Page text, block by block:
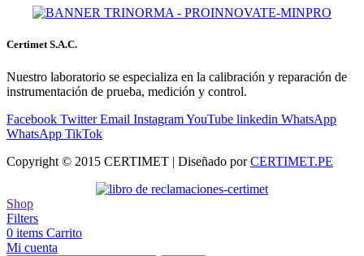
Certimet S.A.C.
Nuestro laboratorio se especializa en la calibración y reparación de
instrumentación de prueba, medición y control.
Facebook Twitter Email InstagramYouTube linkedin WhatsApp
WhatsApp TikTok
Copyright © 2015 CERTIMET | Diseñado porCERTIMET.PE
Shop
Filters
0 items Carrito
Mi cuenta